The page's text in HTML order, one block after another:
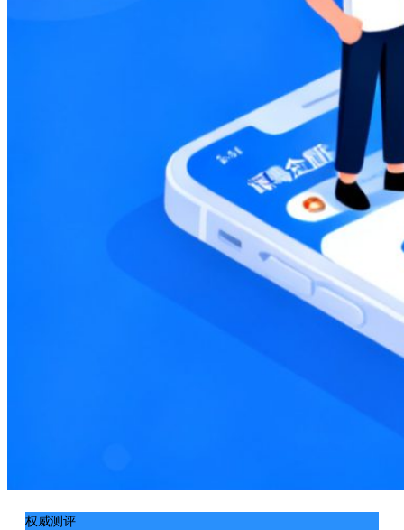
权威测评